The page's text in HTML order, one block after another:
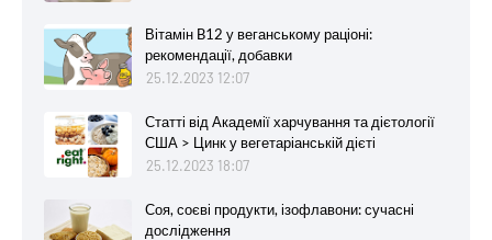
Вітамін B12 у веганському раціоні:
рекомендації, добавки
25.12.2023 12:07
Статті від Академії харчування та дієтології
США > Цинк у вегетаріанській дієті
25.12.2023 18:07
Соя, соєві продукти, ізофлавони: сучасні
дослідження